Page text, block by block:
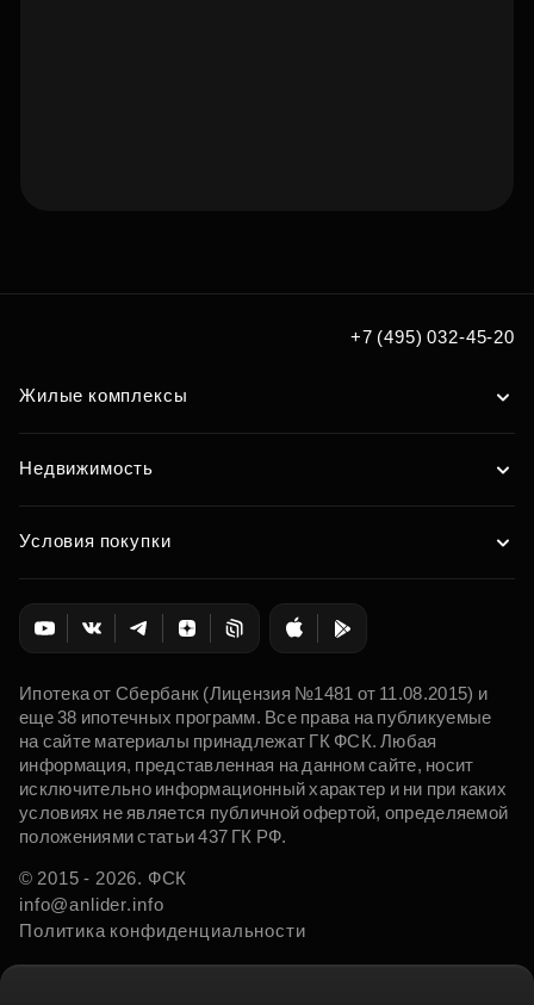
по удобным вам параметрам
+7 (495) 032-45-20
Жилые комплексы
Недвижимость
Условия покупки
Ипотека от Сбербанк (Лицензия №1481 от 11.08.2015) и
еще 38 ипотечных программ. Все права на публикуемые
на сайте материалы принадлежат ГК ФСК. Любая
информация, представленная на данном сайте, носит
исключительно информационный характер и ни при каких
условиях не является публичной офертой, определяемой
положениями статьи 437 ГК РФ.
© 2015 - 2026. ФСК
info@anlider.info
Политика конфиденциальности